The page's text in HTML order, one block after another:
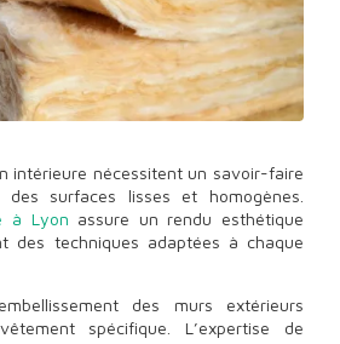
intérieure nécessitent un savoir-faire
surfaces lisses et homogènes.
à Lyon assure un rendu esthétique
des techniques adaptées à chaque
des murs extérieurs
spécifique. L’expertise de